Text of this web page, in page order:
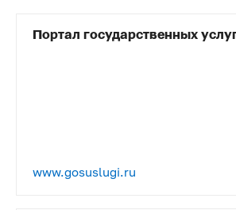
Портал государственных
www.gosuslugi.ru